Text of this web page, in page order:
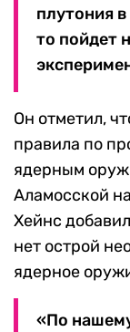
плутония
то пойдет
Он отметил,
правила по
ядерным
Аламосской
Хейнс
нет острой
ядерное
«По